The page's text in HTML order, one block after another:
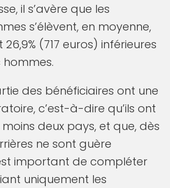
il s’avère que les
s’élèvent, en moyenne,
(717 euros) inférieures
des bénéficiaires ont une
c’est-à-dire qu’ils ont
deux pays, et que, dès
ne sont guère
important de compléter
uniquement les